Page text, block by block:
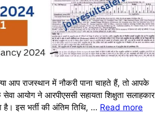
राजस्थान में नौकरी पाना चाहते हैं, तो आपके
आयोग ने आरपीएससी सहायता शिक्षुता सलाहकार
है। इस भर्ती की अंतिम तिथि, … Read more